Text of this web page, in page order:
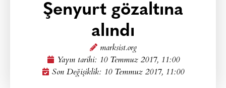
Şenyurt gözaltına
alındı
marksist.org
Yayın tarihi: 10 Temmuz 2017, 11:00
Son Değişiklik: 10 Temmuz 2017, 11:00